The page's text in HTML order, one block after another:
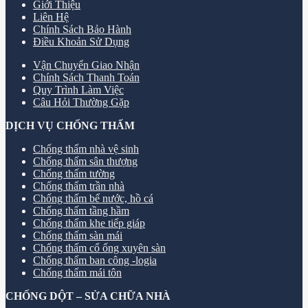
Giới Thiệu
Liên Hệ
Chính Sách Bảo Hành
Điều Khoản Sử Dụng
Vận Chuyển Giao Nhận
Chính Sách Thanh Toán
Quy Trình Làm Việc
Câu Hỏi Thường Gặp
DỊCH VỤ CHỐNG THẤM
Chống thấm nhà vệ sinh
Chống thấm sân thượng
Chống thấm tường
Chống thấm trần nhà
Chống thấm bể nước, hồ cá
Chống thấm tầng hầm
Chống thấm khe tiếp giáp
Chống thấm sàn mái
Chống thấm cổ ống xuyên sàn
Chống thấm ban công -logia
Chống thấm mái tôn
CHỐNG DỘT – SỬA CHỮA NHÀ